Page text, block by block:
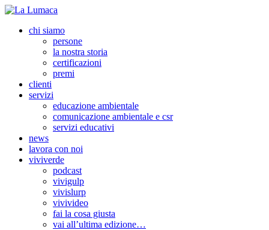
chi siamo
persone
la nostra storia
certificazioni
premi
clienti
servizi
educazione ambientale
comunicazione ambientale e csr
servizi educativi
news
lavora con noi
viviverde
podcast
vivigulp
vivislurp
vivivideo
fai la cosa giusta
vai all’ultima edizione…